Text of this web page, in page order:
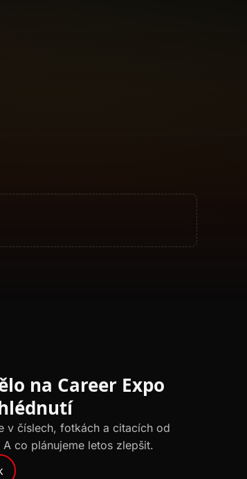
na Career Expo
v číslech, fotkách a citacích od
A co plánujeme letos zlepšit.